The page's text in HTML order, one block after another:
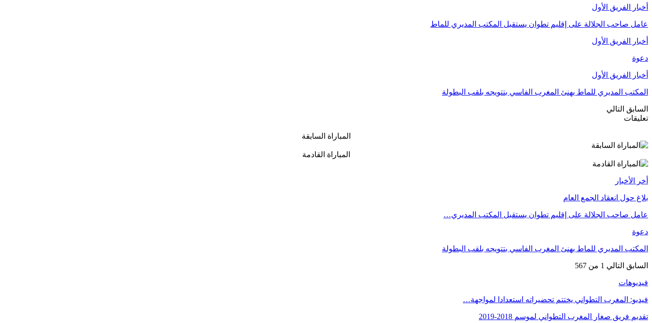
أخبار الفريق الأول
عامل صاحب الجلالة على إقليم تطوان يستقبل المكتب المديري للماط
أخبار الفريق الأول
دعوة
أخبار الفريق الأول
المكتب المديري للماط يهنئ المغرب الفاسي بتتويجه بلقب البطولة
السابق التالي
تعليقات
المباراة السابقة
المباراة القادمة
أخر الأخبار
بلاغ حول انعقاد الجمع العام
عامل صاحب الجلالة على إقليم تطوان يستقبل المكتب المديري…
دعوة
المكتب المديري للماط يهنئ المغرب الفاسي بتتويجه بلقب البطولة
السابق التالي 1 من 567
فيديوهات
فيديو: المغرب التطواني يختتم تحضيراته استعدادا لمواجهة…
تقديم فريق صغار المغرب التطواني لموسم 2018-2019